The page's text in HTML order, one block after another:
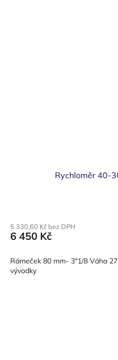
Rychloměr 40-
5 330,60 Kč bez DPH
6 450 Kč
Rámeček 80 mm- 3"1/8 Váha
vývodky